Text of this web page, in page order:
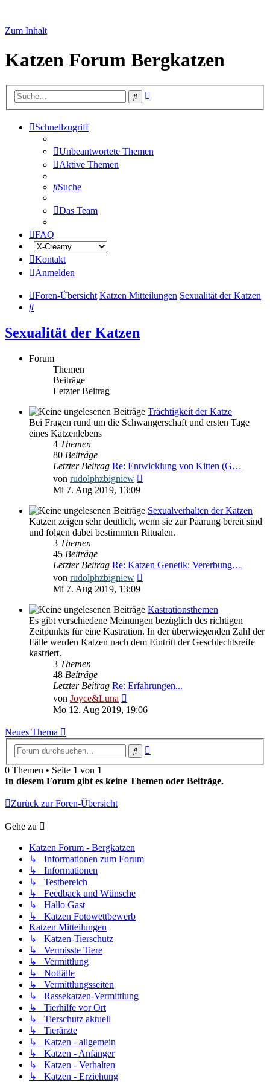
Zum Inhalt
Katzen Forum Bergkatzen
Suche
Schnellzugriff
Unbeantwortete Themen
Aktive Themen
Suche
Das Team
FAQ
Kontakt
Anmelden
Foren-Übersicht Katzen Mitteilungen Sexualität der Katzen
Suche
Sexualität der Katzen
Forum
Themen
Beiträge
Letzter Beitrag
Trächtigkeit der Katze
Bei Fragen rund um die Schwangerschaft und ersten Tage
eines Katzenlebens
4 Themen
80 Beiträge
Letzter Beitrag Re: Entwicklung von Kitten (G…
von rudolphzbigniew
Mi 7. Aug 2019, 13:09
Sexualverhalten der Katzen
Katzen zeigen sehr deutlich, wenn sie zur Paarung bereit sind
und folgen dabei bestimmten Ritualen.
3 Themen
45 Beiträge
Letzter Beitrag Re: Katzen Genetik: Vererbung…
von rudolphzbigniew
Mi 7. Aug 2019, 13:09
Kastrationsthemen
Es gibt verschiedene Meinungen bezüglich des richtigen
Zeitpunkts für eine Kastration. In der überwiegenden Zahl der
Fälle werden Katzen nach dem Eintritt der Geschlechtsreife
kastriert.
3 Themen
48 Beiträge
Letzter Beitrag Re: Erfahrungen...
von Joyce&Luna
Beitrag
Mo 12. Aug 2019, 19:06
Neues Thema
Suche
0 Themen • Seite 1 von 1
In diesem Forum gibt es keine Themen oder Beiträge.
Zurück zur Foren-Übersicht
Gehe zu
Katzen Forum - Bergkatzen
↳ Informationen zum Forum
↳ Informationen
↳ Testbereich
↳ Feedback und Wünsche
↳ Hallo Gast
↳ Katzen Fotowettbewerb
Katzen Mitteilungen
↳ Katzen-Tierschutz
↳ Vermisste Tiere
↳ Vermittlung
↳ Notfälle
↳ Vermittlungsseiten
↳ Rassekatzen-Vermittlung
↳ Tierhilfe vor Ort
↳ Tierschutz aktuell
↳ Tierärzte
↳ Katzen - allgemein
↳ Katzen - Anfänger
↳ Katzen - Verhalten
↳ Katzen - Erziehung